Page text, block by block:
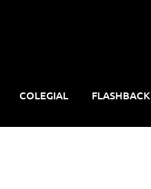
COLEGIAL FLASHBACK